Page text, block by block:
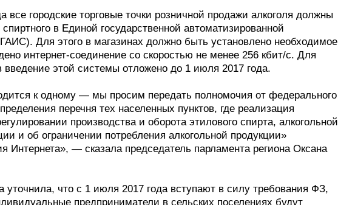
городские торговые точки розничной продажи алкоголя должны
в Единой государственной автоматизированной
Для этого в магазинах должно быть установлено необходимое
интернет-соединение со скоростью не менее 256 кбит/с. Для
введение этой системы отложено до 1 июля 2017 года.
к одному — мы просим передать полномочия от федерального
перечня тех населенных пунктов, где реализация
производства и оборота этилового спирта, алкогольной
и об ограничении потребления алкогольной продукции»
Интернета», — сказала председатель парламента региона Оксана
уточнила, что с 1 июля 2017 года вступают в силу требования ФЗ,
предприниматели в сельских поселениях будут